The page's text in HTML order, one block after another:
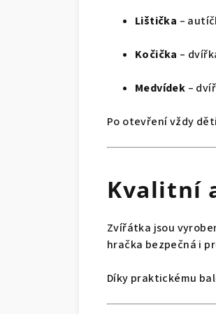
Lištička –
Kočička –
Medvídek –
Po otevření vždy
Kvalitní
Zvířátka jsou
hračka bezpečná i
Díky praktickému